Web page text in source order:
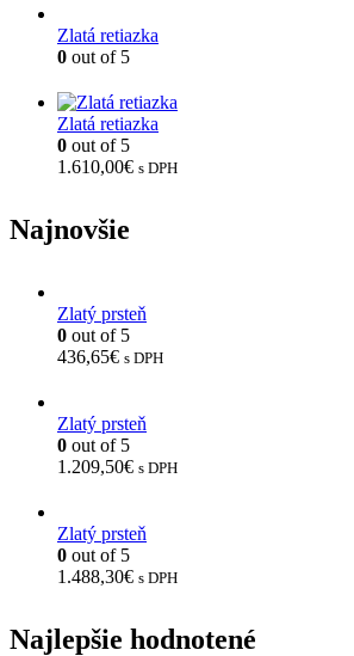
Zlatá retiazka
0 out of 5
Zlatá retiazka
0 out of 5
1.610,00€ s DPH
Najnovšie
Zlatý prsteň
0 out of 5
436,65€ s DPH
Zlatý prsteň
0 out of 5
1.209,50€ s DPH
Zlatý prsteň
0 out of 5
1.488,30€ s DPH
Najlepšie hodnotené